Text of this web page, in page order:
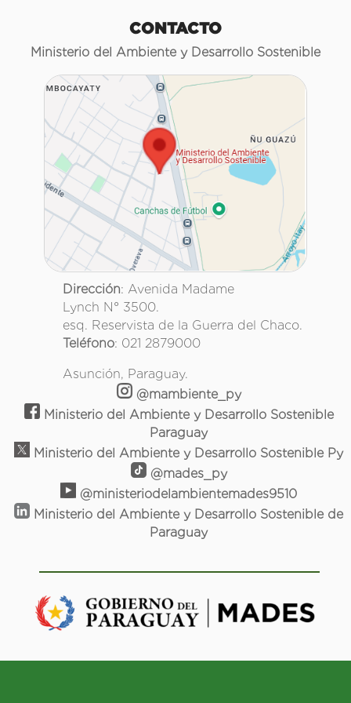
CONTACTO
Ministerio del Ambiente y Desarrollo Sostenible
Dirección: Avenida Madame
Lynch N° 3500.
esq. Reservista de la Guerra del Chaco.
Teléfono: 021 2879000
Asunción, Paraguay.
@mambiente_py
Ministerio del Ambiente y Desarrollo Sostenible
Paraguay
Ministerio del Ambiente y Desarrollo Sostenible Py
@mades_py
@ministeriodelambientemades9510
Ministerio del Ambiente y Desarrollo Sostenible de
Paraguay